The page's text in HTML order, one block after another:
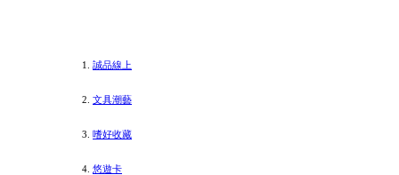
誠品線上
文具潮藝
嗜好收藏
悠遊卡